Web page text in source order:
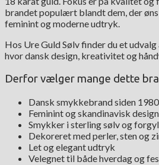
brandet populært blandt dem, der
feminint og moderne udtryk.
Hos Ure Guld Sølv finder du et
hvor dansk design, kreativitet og
Derfor vælger mange dette
Dansk smykkebrand siden 1980
Feminint og skandinavisk design
Smykker i sterling sølv og
Dekoreret med perler, sten og
Let og elegant udtryk
Velegnet til både hverdag og